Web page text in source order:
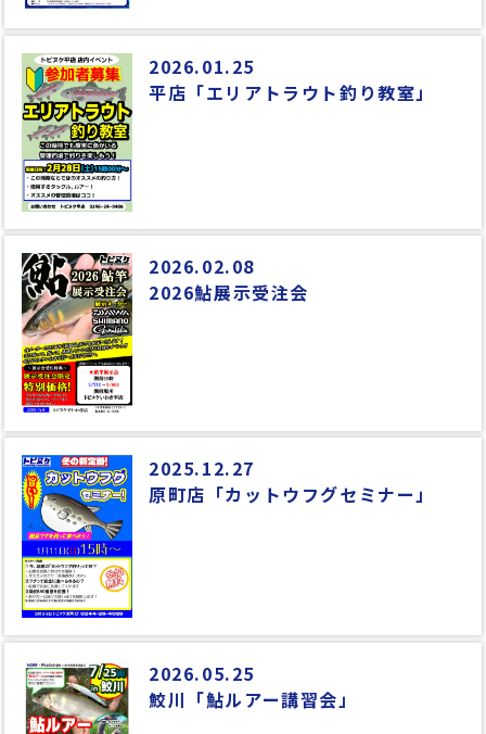
2026.01.25
平店「エリアトラウト釣り教室」
2026.02.08
2026鮎展示受注会
2025.12.27
原町店「カットウフグセミナー」
2026.05.25
鮫川「鮎ルアー講習会」